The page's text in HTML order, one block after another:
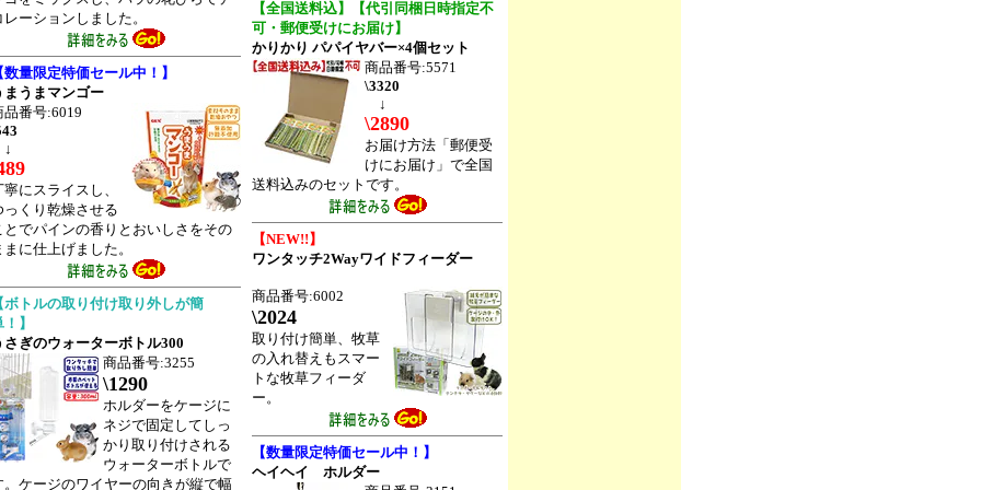
レーションしました。
数量限定特価セール中！】
まうまマンゴー
品番号:6019
寧にスライスし、
っくり乾燥させる
とでパインの香りとおいしさをその
まに仕上げました。
ボトルの取り付け取り外しが簡
】
さぎのウォーターボトル300
商品番号:3255
\1290
ホルダーをケージに
ネジで固定してしっ
かり取り付けされる
ウォーターボトルで
。ケージのワイヤーの向きが縦で幅
【全国送料込】【代引同梱日時指定不
可・郵便受けにお届け】
かりかり パパイヤバー×4個セット
商品番号:5571
\3320
↓
\2890
お届け方法「郵便受
けにお届け」で全国
送料込みのセットです。
【NEW!!】
ワンタッチ2Wayワイドフィーダー
商品番号:6002
\2024
取り付け簡単、牧草
の入れ替えもスマー
トな牧草フィーダ
ー。
【数量限定特価セール中！】
ヘイヘイ ホルダー